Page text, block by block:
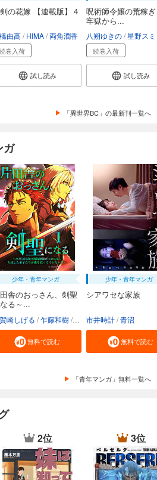
の花嫁 【連載版】４
由高 HIMA 両角潤香
巻入荷
試し読み
呪術師令嬢の荒稼
牢獄から...
八朔ゆきの 星野スミ
続巻入荷
試し読み
「異世界BC」の最新刊一覧へ
ガ
少年・青年マンガ
舎のおっさん、剣聖
る～...
崎しげる 乍藤和樹 鍋島テツヒロ
無料で読む
少年・青年マンガ
シアワセな家族
市井時計 青沼
無料で読む
「青年マンガ」無料一覧へ
2位 3位